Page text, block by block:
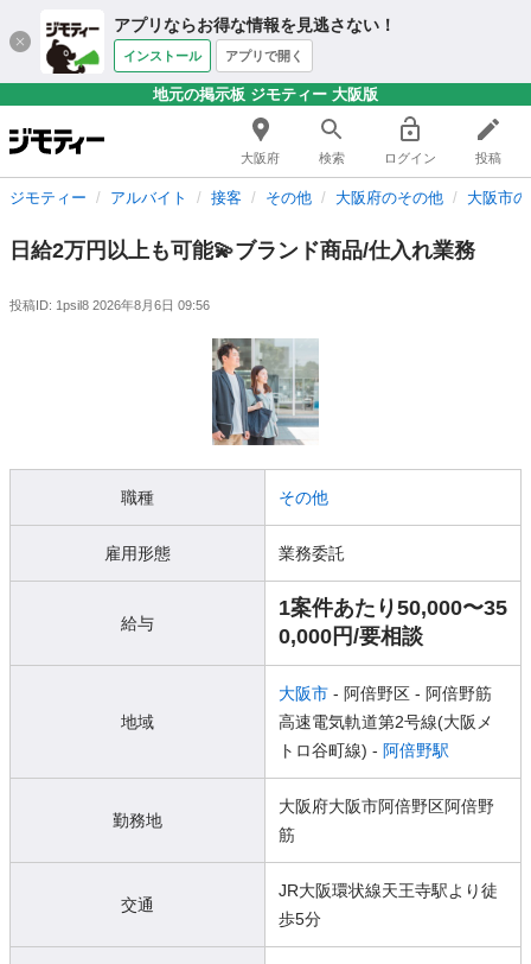
アプリならお得な情報を見逃さない！
インストール アプリで開く
地元の掲示板 ジモティー 大阪版
大阪府 検索 ログイン 投稿
ジモティー アルバイト 接客 その他 大阪府のその他 大阪市
日給2万円以上も可能💫ブランド商品/仕入れ業務
投稿ID: 1psil8 2026年8月6日 09:56
職種 その他
雇用形態 業務委託
給与
1案件あたり50,000〜35
0,000円/要相談
地域
大阪市 - 阿倍野区 - 阿倍野筋
高速電気軌道第2号線(大阪メ
トロ谷町線) - 阿倍野駅
勤務地
大阪府大阪市阿倍野区阿倍野
筋
交通
JR大阪環状線天王寺駅より徒
歩5分